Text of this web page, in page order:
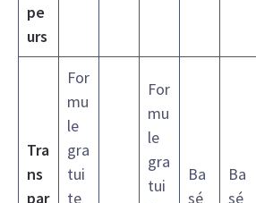
pe
urs
Tra
ns
par
For
mu
le
gra
tui
te
For
mu
le
gra
tui
Ba
sé
Ba
sé